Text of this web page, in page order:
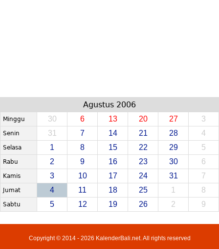
Agustus 2006
Minggu 30 6 13 20 27 3
Senin 31 7 14 21 28 4
Selasa 1 8 15 22 29 5
Rabu 2 9 16 23 30 6
Kamis 3 10 17 24 31 7
Jumat 4 11 18 25 1 8
Sabtu 5 12 19 26 2 9
Copyright © 2014 - 2026 KalenderBali.net. All rights reserved